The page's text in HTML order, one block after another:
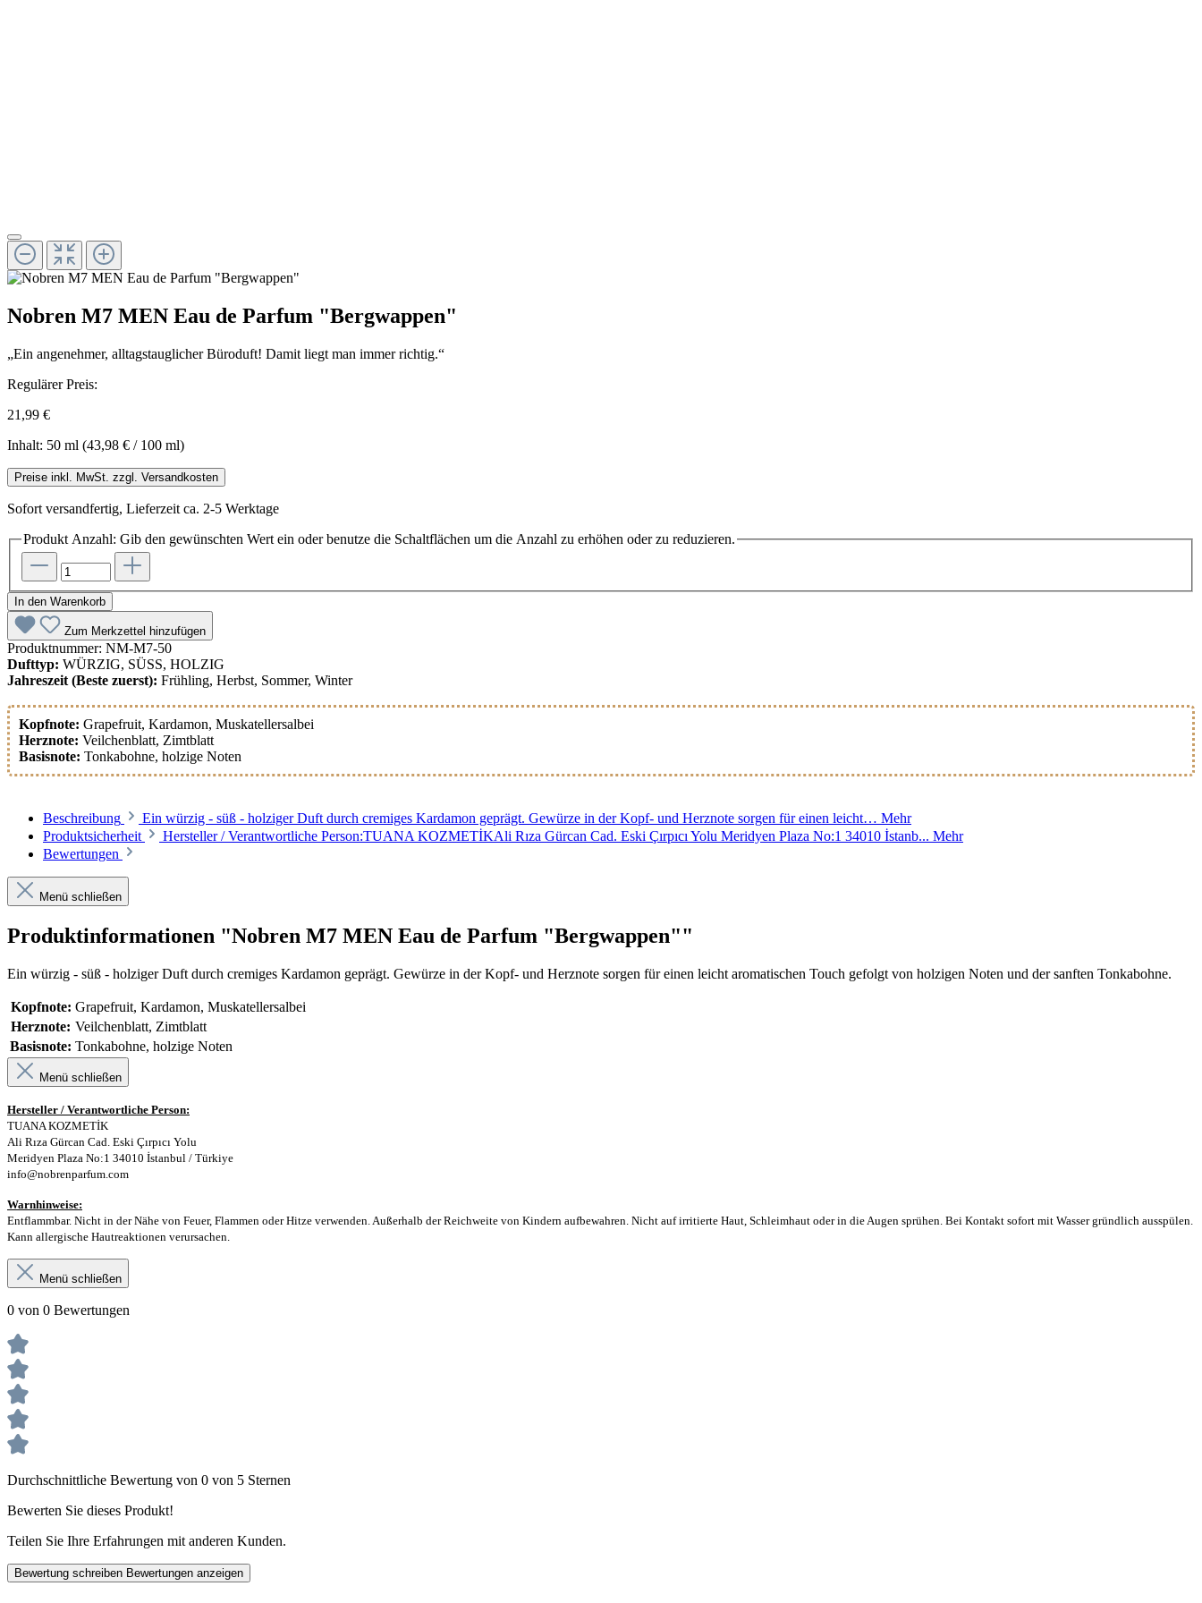
Nobren M7 MEN Eau de Parfum "Bergwappen"
„Ein angenehmer, alltagstauglicher Büroduft! Damit liegt man immer richtig.“
Regulärer Preis:
21,99 €
Inhalt: 50 ml (43,98 € / 100 ml)
Preise inkl. MwSt. zzgl. Versandkosten
Sofort versandfertig, Lieferzeit ca. 2-5 Werktage
Produkt Anzahl: Gib den gewünschten Wert ein oder benutze die Schaltflächen um die Anzahl zu erhöhen oder zu reduzieren.
In den Warenkorb
Zum Merkzettel hinzufügen
Produktnummer: NM-M7-50
Dufttyp: WÜRZIG, SÜSS, HOLZIG
Jahreszeit (Beste zuerst): Frühling, Herbst, Sommer, Winter
Kopfnote: Grapefruit, Kardamon, Muskatellersalbei
Herznote: Veilchenblatt, Zimtblatt
Basisnote: Tonkabohne, holzige Noten
Beschreibung Ein würzig - süß - holziger Duft durch cremiges Kardamon geprägt. Gewürze in der Kopf- und Herznote sorgen für einen leicht… Mehr
Produktsicherheit
Hersteller / Verantwortliche Person:TUANA KOZMETİKAli Rıza Gürcan Cad. Eski Çırpıcı Yolu Meridyen Plaza No:1 34010 İstanb... Mehr
Bewertungen
Menü schließen
Produktinformationen "Nobren M7 MEN Eau de Parfum "Bergwappen""
Ein würzig - süß - holziger Duft durch cremiges Kardamon geprägt. Gewürze in der Kopf- und Herznote sorgen für einen leicht aromatischen Touch gefolgt von holzigen Noten und der sanften Tonkabohne.
Kopfnote: Grapefruit, Kardamon, Muskatellersalbei
Herznote: Veilchenblatt, Zimtblatt
Basisnote: Tonkabohne, holzige Noten
Menü schließen
Hersteller / Verantwortliche Person:
TUANA KOZMETİK
Ali Rıza Gürcan Cad. Eski Çırpıcı Yolu
Meridyen Plaza No:1 34010 İstanbul / Türkiye
info@nobrenparfum.com
Warnhinweise:
Entflammbar. Nicht in der Nähe von Feuer, Flammen oder Hitze verwenden. Außerhalb der Reichweite von Kindern aufbewahren. Nicht auf irritierte Haut, Schleimhaut oder in die Augen sprühen. Bei Kontakt sofort mit Wasser gründlich ausspülen.
Kann allergische Hautreaktionen verursachen.
Menü schließen
0 von 0 Bewertungen
Durchschnittliche Bewertung von 0 von 5 Sternen
Bewerten Sie dieses Produkt!
Teilen Sie Ihre Erfahrungen mit anderen Kunden.
Bewertung schreiben Bewertungen anzeigen